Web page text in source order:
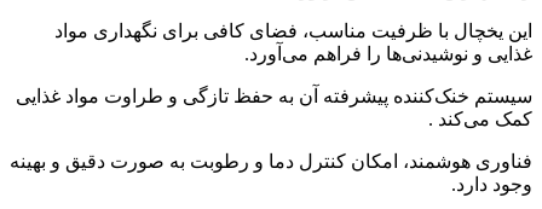
این یخچال با ظرفیت مناسب، فضای کافی برای نگهداری مواد
غذایی و نوشیدنی‌ها را فراهم می‌آورد.
سیستم خنک‌کننده پیشرفته آن به حفظ تازگی و طراوت مواد غذایی
کمک می‌کند .
فناوری هوشمند، امکان کنترل دما و رطوبت به صورت دقیق و بهینه
وجود دارد.